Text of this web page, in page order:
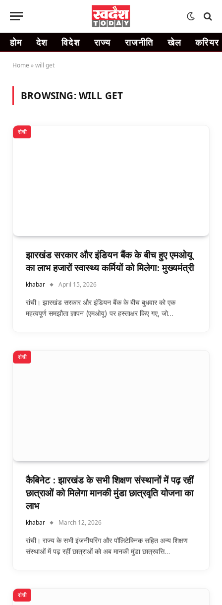
होम देश विदेश राज्य राजनीति खेल करियर
Home »will get
BROWSING:WILL GET
रांची
झारखंड सरकार और इंडियन बैंक के बीच हुए एमओयू
का लाभ हजारों स्वास्थ्य कर्मियों को मिलेगा: मुख्यमंत्री
khabar April 15, 2026
रांची। झारखंड सरकार और इंडियन बैंक के बीच बुधवार को एक
महत्वपूर्ण समझौता ज्ञापन (एमओयू) पर हस्ताक्षर किए गए, जो…
रांची
कैबिनेट : झारखंड के सभी शिक्षण संस्थानों में पढ़ रहीं
छात्राओं को मिलेगा मानकी मुंडा छात्रवृति योजना का
लाभ
khabar March 12, 2026
रांची। राज्य के सभी इंजनीयरिंग और पॉलिटेक्निक सहित अन्य शिक्षण
संस्थाओं में पढ़ रहीं छात्राओं को अब मानकी मुंडा छात्रवत्ति…
रांची